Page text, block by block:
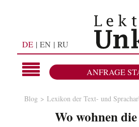
DE EN RU
ANFRAGE
Blog Lexikon der Text- und
Wo wohnen